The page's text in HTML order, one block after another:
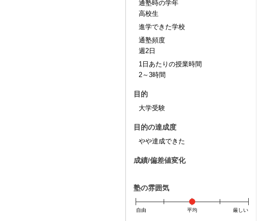
通塾時の学年
高校生
進学できた学校
通塾頻度
週2日
1日あたりの授業時間
2～3時間
目的
大学受験
目的の達成度
やや達成できた
成績/偏差値変化
塾の雰囲気
自由 平均 厳しい